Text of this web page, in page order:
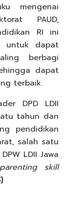
mengenai
PAUD,
RI ini
untuk dapat
berbagi
dapat
terbaik.
DPD LDII
tahun dan
pendidikan
salah satu
LDII Jawa
parenting skill